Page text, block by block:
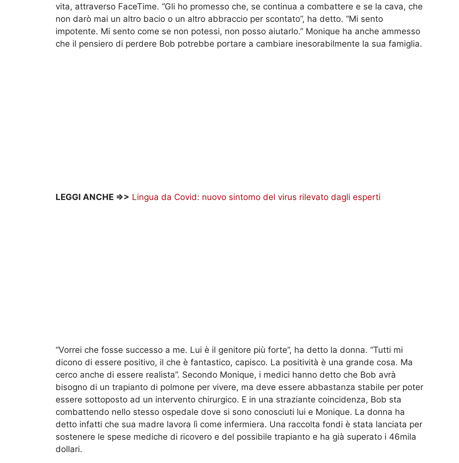
vita, attraverso FaceTime. “Gli ho promesso che, se continua a combattere e se la cava, che
non darò mai un altro bacio o un altro abbraccio per scontato”, ha detto. “Mi sento
impotente. Mi sento come se non potessi, non posso aiutarlo.” Monique ha anche ammesso
che il pensiero di perdere Bob potrebbe portare a cambiare inesorabilmente la sua famiglia.
LEGGI ANCHE =>> Lingua da Covid: nuovo sintomo del virus rilevato dagli esperti
“Vorrei che fosse successo a me. Lui è il genitore più forte”, ha detto la donna. “Tutti mi
dicono di essere positivo, il che è fantastico, capisco. La positività è una grande cosa. Ma
cerco anche di essere realista”. Secondo Monique, i medici hanno detto che Bob avrà
bisogno di un trapianto di polmone per vivere, ma deve essere abbastanza stabile per poter
essere sottoposto ad un intervento chirurgico. E in una straziante coincidenza, Bob sta
combattendo nello stesso ospedale dove si sono conosciuti lui e Monique. La donna ha
detto infatti che sua madre lavora lì come infermiera. Una raccolta fondi è stata lanciata per
sostenere le spese mediche di ricovero e del possibile trapianto e ha già superato i 46mila
dollari.